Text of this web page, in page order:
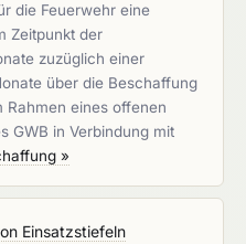
die Feuerwehr eine
Zeitpunkt der
zuzüglich einer
über die Beschaffung
Rahmen eines offenen
GWB in Verbindung mit
»
Einsatzstiefeln